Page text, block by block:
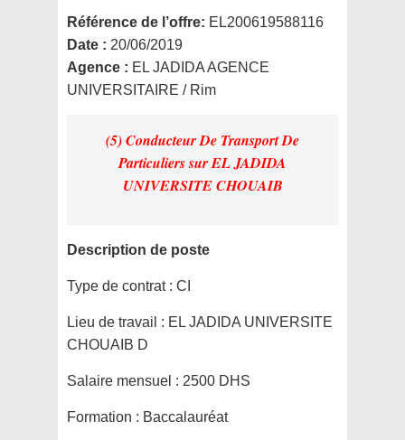
Référence de l’offre: EL200619588116
Date : 20/06/2019
Agence : EL JADIDA AGENCE
UNIVERSITAIRE / Rim
(5) Conducteur De Transport De
Particulierssur EL JADIDA
UNIVERSITE CHOUAIB
Description de poste
Type de contrat : CI
Lieu de travail : EL JADIDA UNIVERSITE
CHOUAIB D
Salaire mensuel : 2500 DHS
Formation : Baccalauréat